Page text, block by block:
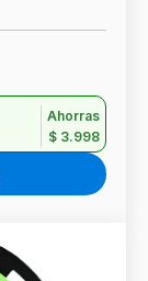
Ahorras
$3.998